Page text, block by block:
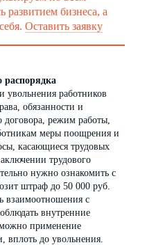
развитием бизнеса, а
Оставить заявку
распорядка
увольнения работников
обязанности и
договора, режим работы,
меры поощрения и
касающиеся трудовых
трудового
нужно ознакомить с
штраф до 50 000 руб.
взаимоотношения с
внутренние
применение
вплоть до увольнения.